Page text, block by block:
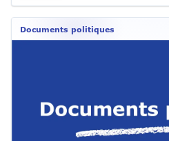
Documents politiques